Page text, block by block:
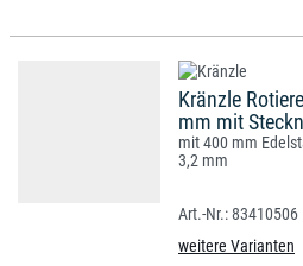
Kränzle
mm mit
mit 400 mm
3,2 mm
83410506
weitere Varianten